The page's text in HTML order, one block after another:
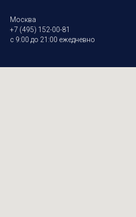
Москва
+7 (495) 152-00-81
с 9:00 до 21:00 ежедневно